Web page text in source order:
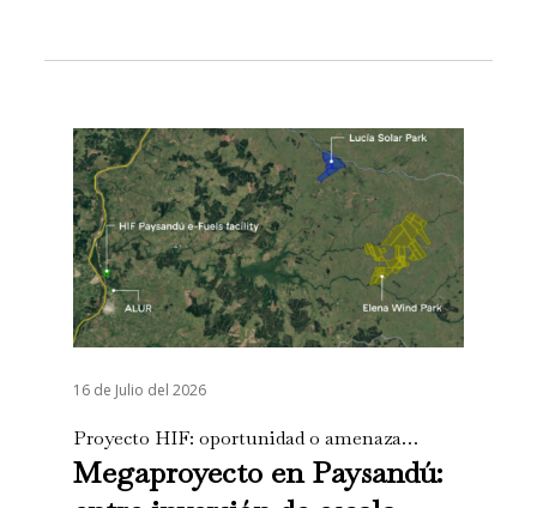
16 de Julio del 2026
Proyecto HIF: oportunidad o amenaza…
Megaproyecto en Paysandú: